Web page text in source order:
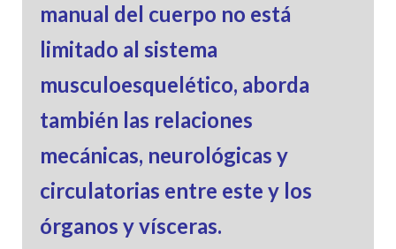
manual del cuerpo no está
limitado al sistema
musculoesquelético, aborda
también las relaciones
mecánicas, neurológicas y
circulatorias entre este y los
órganos y vísceras.